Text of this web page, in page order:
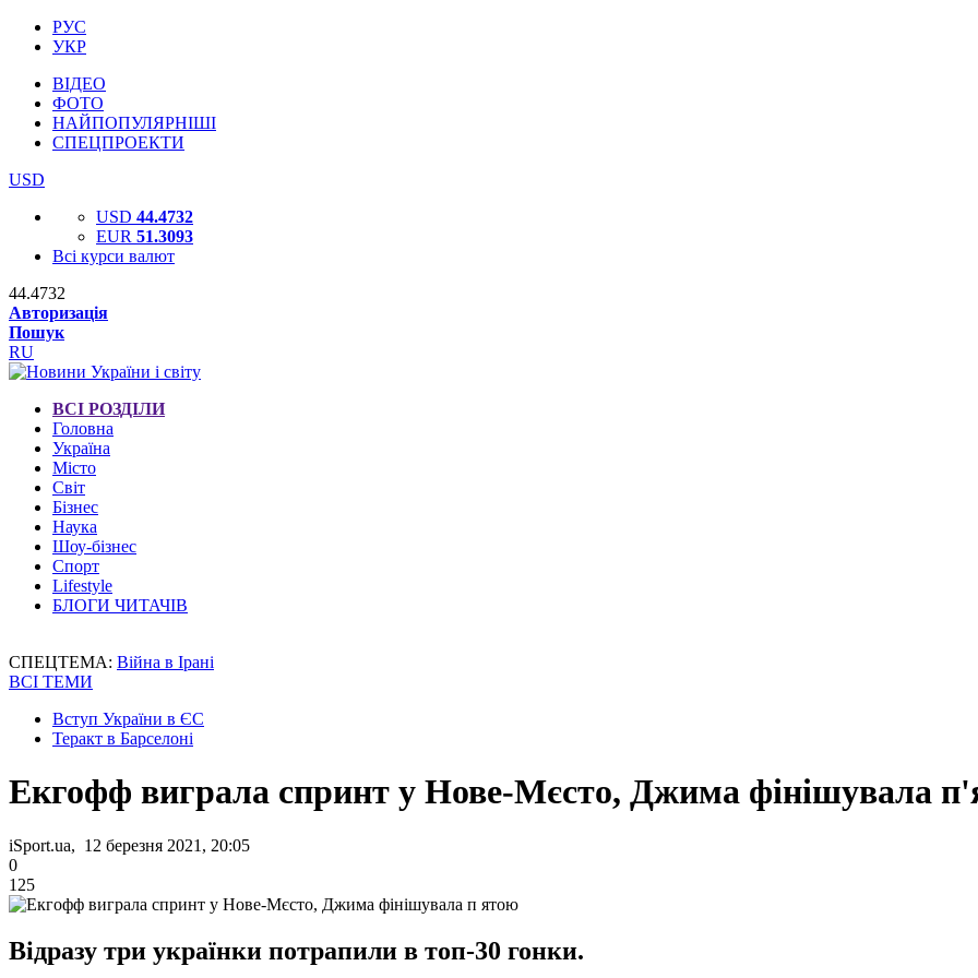
РУС
УКР
ВІДЕО
ФОТО
НАЙПОПУЛЯРНІШІ
СПЕЦПРОЕКТИ
USD
USD 44.4732
EUR 51.3093
Всі курси валют
44.4732
Авторизація
Пошук
RU
ВСІ РОЗДІЛИ
Головна
Україна
Місто
Світ
Бізнес
Наука
Шоу-бізнес
Спорт
Lifestyle
БЛОГИ ЧИТАЧІВ
СПЕЦТЕМА: Війна в Ірані
ВСІ ТЕМИ
Вступ України в ЄС
Теракт в Барселоні
Екгофф виграла спринт у Нове-Мєсто, Джима фінішувала
iSport.ua, 12 березня 2021, 20:05
0
125
Відразу три українки потрапили в топ-30 гонки.